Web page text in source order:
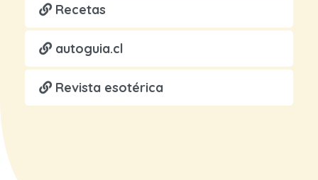
Recetas
autoguia.cl
Revista esotérica